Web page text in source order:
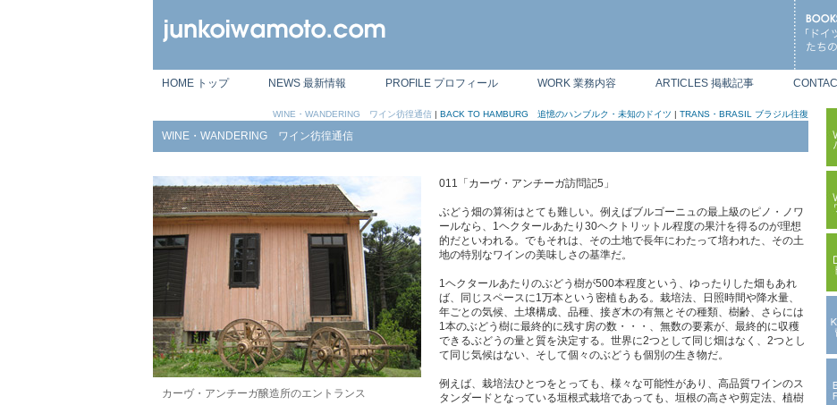
HOME トップ NEWS 最新情報 PROFILE プロフィール WORK 業務内容 ARTICLES 掲載記事
WINE・WANDERING ワイン彷徨通信| BACK TO HAMBURG 追憶のハンブルク・未知のドイツ | TRANS・BRASIL ブラジル往復
WINE・WANDERING ワイン彷徨通信
カーヴ・アンチーガ醸造所のエントランス
011「カーヴ・アンチーガ訪問記5」
ぶどう畑の算術はとても難しい。例えばブルゴーニュの最上級のピノ・ノワ
ールなら、1ヘクタールあたり30ヘクトリットル程度の果汁を得るのが理想
的だといわれる。でもそれは、その土地で長年にわたって培われた、その土
地の特別なワインの美味しさの基準だ。
1ヘクタールあたりのぶどう樹が500本程度という、ゆったりした畑もあれ
ば、同じスペースに1万本という密植もある。栽培法、日照時間や降水量、
年ごとの気候、土壌構成、品種、接ぎ木の有無とその種類、樹齢、さらには
1本のぶどう樹に最終的に残す房の数・・・、無数の要素が、最終的に収穫
できるぶどうの量と質を決定する。世界に2つとして同じ畑はなく、2つとし
て同じ気候はない、そして個々のぶどうも個別の生き物だ。
例えば、栽培法ひとつをとっても、様々な可能性があり、高品質ワインのス
タンダードとなっている垣根式栽培であっても、垣根の高さや剪定法、植樹